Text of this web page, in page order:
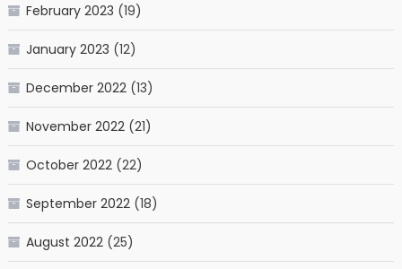
February 2023 (19)
January 2023 (12)
December 2022(13)
November 2022(21)
October 2022(22)
September 2022(18)
August 2022(25)